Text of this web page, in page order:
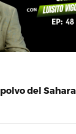
del Sahara